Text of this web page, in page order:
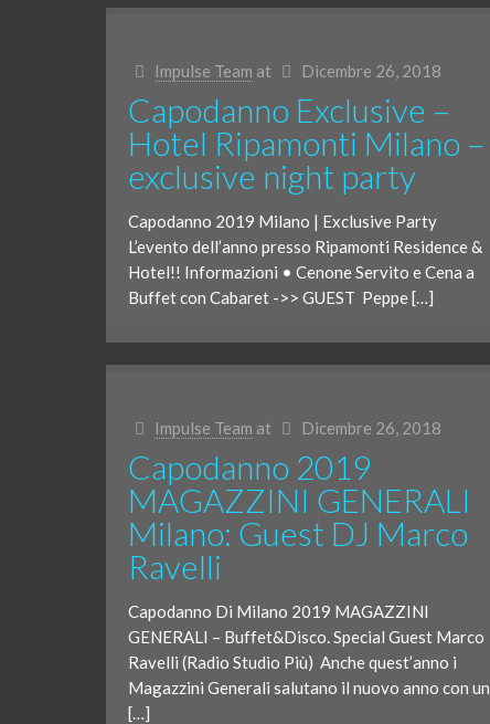
Impulse Team at Dicembre 26, 2018
Capodanno Exclusive –
Hotel Ripamonti Milano –
exclusive night party
Capodanno 2019 Milano | Exclusive Party
L’evento dell’anno presso Ripamonti Residence &
Hotel!! Informazioni • Cenone Servito e Cena a
Buffet con Cabaret ->> GUEST Peppe […]
Impulse Team at Dicembre 26, 2018
Capodanno 2019
MAGAZZINI GENERALI
Milano: Guest DJ Marco
Ravelli
Capodanno Di Milano 2019 MAGAZZINI
GENERALI – Buffet&Disco. Special Guest Marco
Ravelli (Radio Studio Più) Anche quest’anno i
Magazzini Generali salutano il nuovo anno con un
[…]